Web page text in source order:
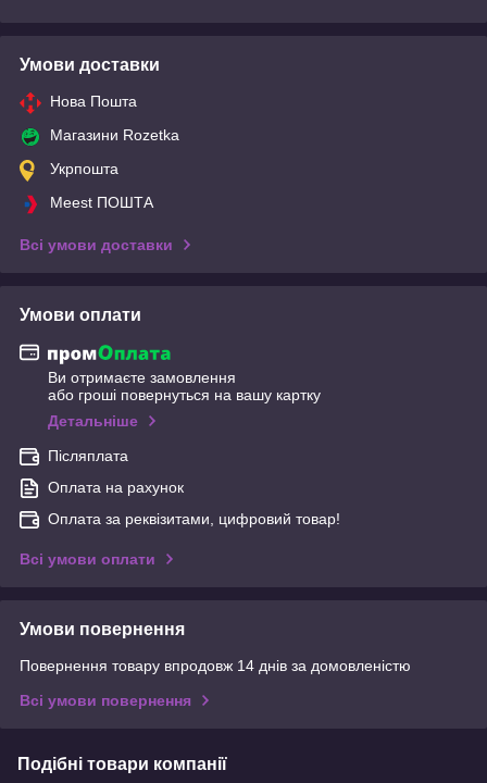
Умови доставки
Нова Пошта
Магазини Rozetka
Укрпошта
Meest ПОШТА
Всі умови доставки
Умови оплати
Ви отримаєте замовлення
або гроші повернуться на вашу картку
Детальніше
Післяплата
Оплата на рахунок
Оплата за реквізитами, цифровий товар!
Всі умови оплати
Умови повернення
Повернення товару впродовж 14 днів за домовленістю
Всі умови повернення
Подібні товари компанії